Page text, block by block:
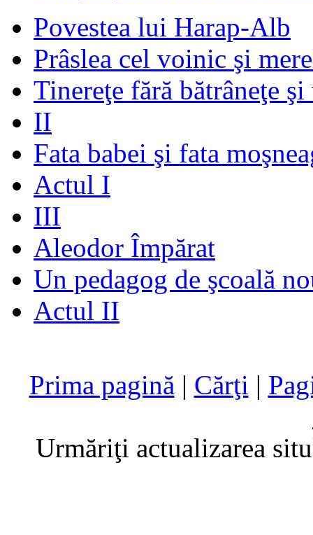
Povestea lui Harap-Alb
Prâslea cel voinic şi
Tinereţe fără bătrâneţe
II
Fata babei şi fata
Actul I
III
Aleodor Împărat
Un pedagog de şcoală
Actul II
Prima pagină | Cărţi |
Urmăriţi actualizarea